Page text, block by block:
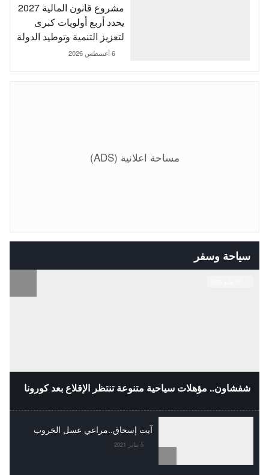
مشروع قانون المالية 2027
يحدد أربع أولويات كبرى
لتعزيز التنمية وتوطيد الدولة
الاجتماعية
6 أغسطس 2026
مساحة اعلانية (ADS)
سياحة وسفر
شفشاون.. مؤهلات سياحية متنوعة تنتظر الإقلاع بعد كورونا
آيت إسحاق..مراعي عسل الخروب
5 يناير 2021